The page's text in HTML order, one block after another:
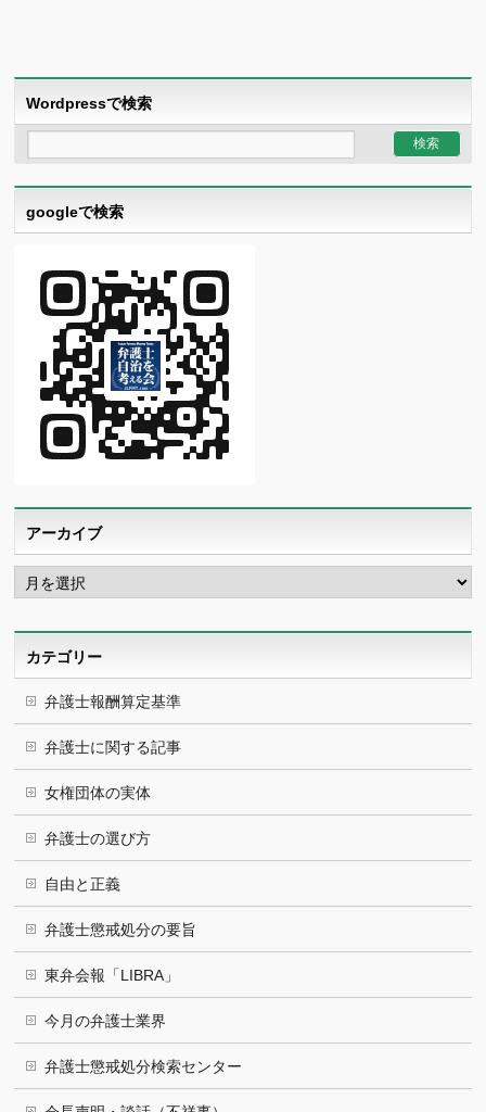
Wordpressで検索
googleで検索
アーカイブ
ア
ー
カ
カテゴリー
弁護士報酬算定基準
弁護士に関する記事
女権団体の実体
弁護士の選び方
自由と正義
弁護士懲戒処分の要旨
東弁会報「LIBRA」
今月の弁護士業界
弁護士懲戒処分検索センター